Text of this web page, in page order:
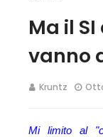
Ma il
vanno
Kruntz
Mi limito al